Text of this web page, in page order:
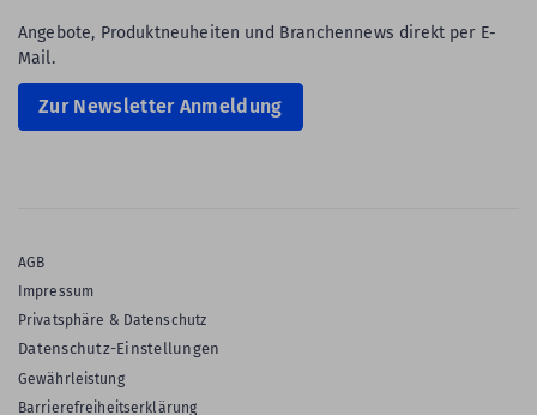
Angebote, Produktneuheiten und Branchennews direkt per E-
Mail.
Zur Newsletter Anmeldung
AGB
Impressum
Privatsphäre & Datenschutz
Datenschutz-Einstellungen
Gewährleistung
Barrierefreiheitserklärung